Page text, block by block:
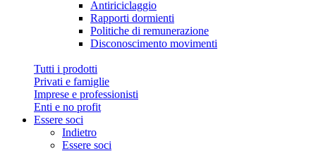
Antiriciclaggio
Rapporti dormienti
Politiche di remunerazione
Disconoscimento movimenti
Tutti i prodotti
Privati e famiglie
Imprese e professionisti
Enti e no profit
Essere soci
Indietro
Essere soci